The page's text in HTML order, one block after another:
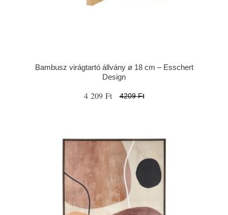
Bambusz virágtartó állvány ø 18 cm – Esschert
Design
4 209 Ft 4209 Ft